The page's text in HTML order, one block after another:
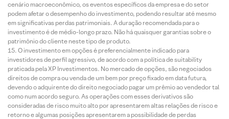
cenário macroeconômico, os eventos específicos da empresa e do setor
podem afetar o desempenho do investimento, podendo resultar até mesmo
em significativas perdas patrimoniais. A duração recomendada para o
investimento é de médio-longo prazo. Não há quaisquer garantias sobre o
patrimônio do cliente neste tipo de produto.
O investimento em opções é preferencialmente indicado para
investidores de perfil agressivo, de acordo com a política de suitability
praticada pela XP Investimentos. No mercado de opções, são negociados
direitos de compra ou venda de um bem por preço fixado em data futura,
devendo o adquirente do direito negociado pagar um prêmio ao vendedor tal
como num acordo seguro. As operações com esses derivativos são
consideradas de risco muito alto por apresentarem altas relações de risco e
retorno e algumas posições apresentarem a possibilidade de perdas